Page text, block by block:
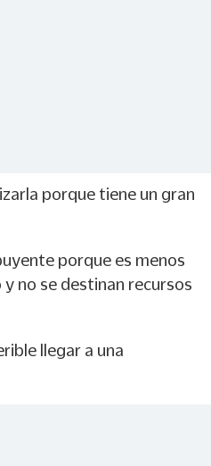
porque tiene un gran
porque es menos
no se destinan recursos
llegar a una